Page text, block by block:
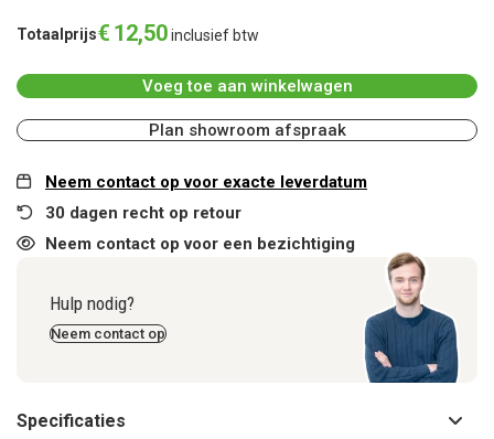
Totaalprijs€ 12,50inclusief btw
Voeg toe aan winkelwagen
Plan showroom afspraak
Neem contact op voor exacte leverdatum
30 dagen recht op retour
Neem contact op voor een bezichtiging
Hulp nodig?
Neem contact op
Specificaties